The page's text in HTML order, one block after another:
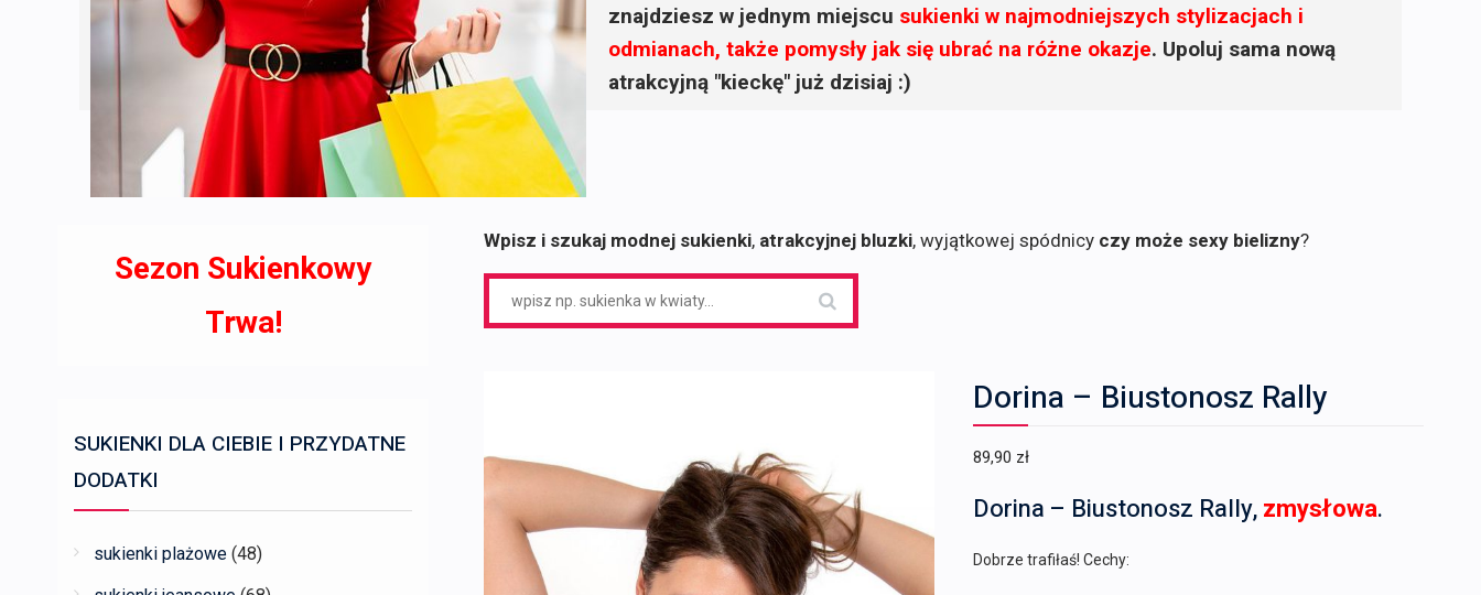
znajdziesz w jednym miejscu sukienki w najmodniejszych stylizacjach i
odmianach, także pomysły jak się ubrać na różne okazje. Upoluj sama nową
atrakcyjną "kieckę" już dzisiaj :)
Wpisz i szukaj modnej sukienki, atrakcyjnej bluzki, wyjątkowej spódnicy czy może sexy bielizny?
Dorina – Biustonosz Rally
89,90 zł
Dorina – Biustonosz Rally,zmysłowa.
Dobrze trafiłaś! Cechy:
Sezon Sukienkowy
Trwa!
SUKIENKI DLA CIEBIE I PRZYDATNE
DODATKI
sukienki plażowe (48)